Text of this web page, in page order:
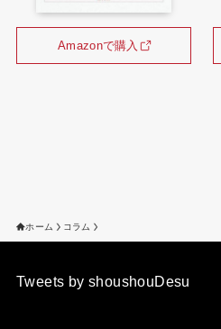
Amazonで購入
ホーム コラム
Tweets by shoushouDesu